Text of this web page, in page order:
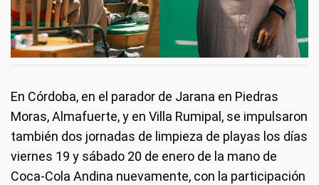
En Córdoba, en el parador de Jarana en Piedras
Moras, Almafuerte, y en Villa Rumipal, se impulsaron
también dos jornadas de limpieza de playas los días
viernes 19 y sábado 20 de enero de la mano de
Coca-Cola Andina nuevamente, con la participación